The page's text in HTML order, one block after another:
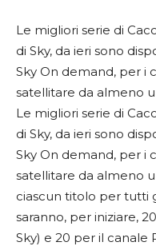
Le migliori serie di
di Sky, da ieri sono
Sky On demand, per i
satellitare da almeno
Le migliori serie di
di Sky, da ieri sono
Sky On demand, per i
satellitare da almeno
ciascun titolo per tutti
saranno, per iniziare,
Sky) e 20 per il canale